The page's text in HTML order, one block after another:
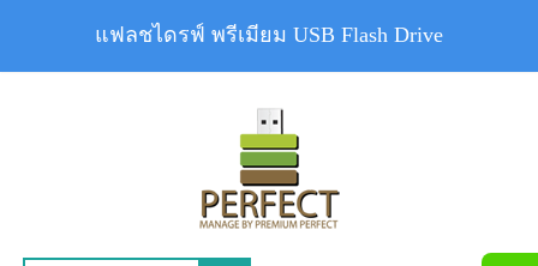
แฟลชไดรฟ์ พรีเมียม USB Flash Drive